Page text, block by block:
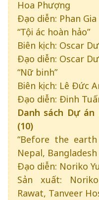
Hoa Phượng
Đạo diễn: Phan
“Tội ác hoàn hảo”
Biên kịch: Oscar
Đạo diễn: Oscar
“Nữ binh”
Biên kịch: Lê Đức
Đạo diễn: Đinh
Danh sách Dự
(10)
“Before the
Nepal, Bangladesh
Đạo diễn: Noriko
Sản xuất:
Rawat, Tanveer